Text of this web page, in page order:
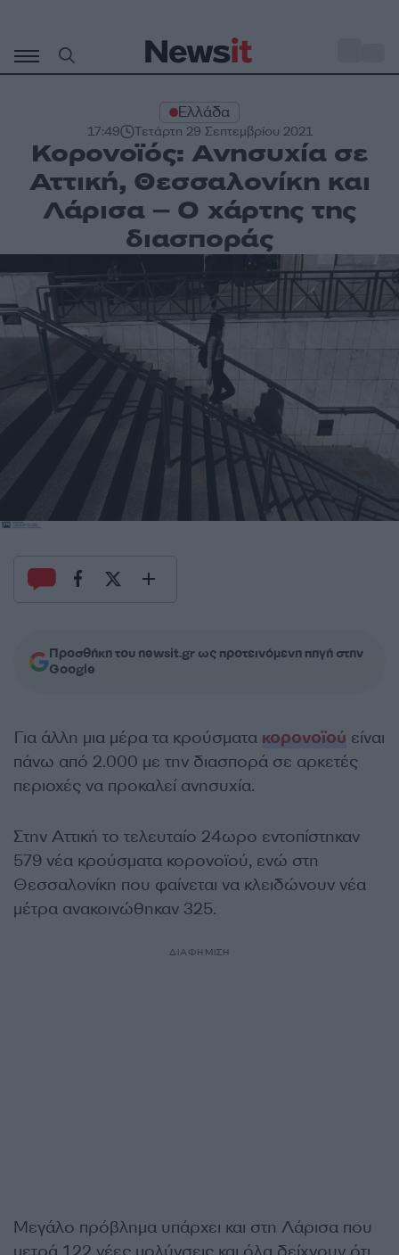
περιεχόμενο
Ελλάδα
17:49 Τετάρτη 29 Σεπτεμβρίου 2021
Κορονοϊός: Ανησυχία σε
Αττική, Θεσσαλονίκη και
Λάρισα – Ο χάρτης της
διασποράς
Προσθήκη του newsit.gr ως προτεινόμενη πηγή στην
Google
Για άλλη μια μέρα τα κρούσματα κορονοϊού είναι
πάνω από 2.000 με την διασπορά σε αρκετές
περιοχές να προκαλεί ανησυχία.
Στην Αττική το τελευταίο 24ωρο εντοπίστηκαν
579 νέα κρούσματα κορονοϊού, ενώ στη
Θεσσαλονίκη που φαίνεται να κλειδώνουν νέα
μέτρα ανακοινώθηκαν 325.
ΔΙΑΦΗΜΙΣΗ
Μεγάλο πρόβλημα υπάρχει και στη Λάρισα που